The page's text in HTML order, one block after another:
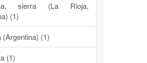
sierra (La Rioja,
(1)
(Argentina) (1)
(1)